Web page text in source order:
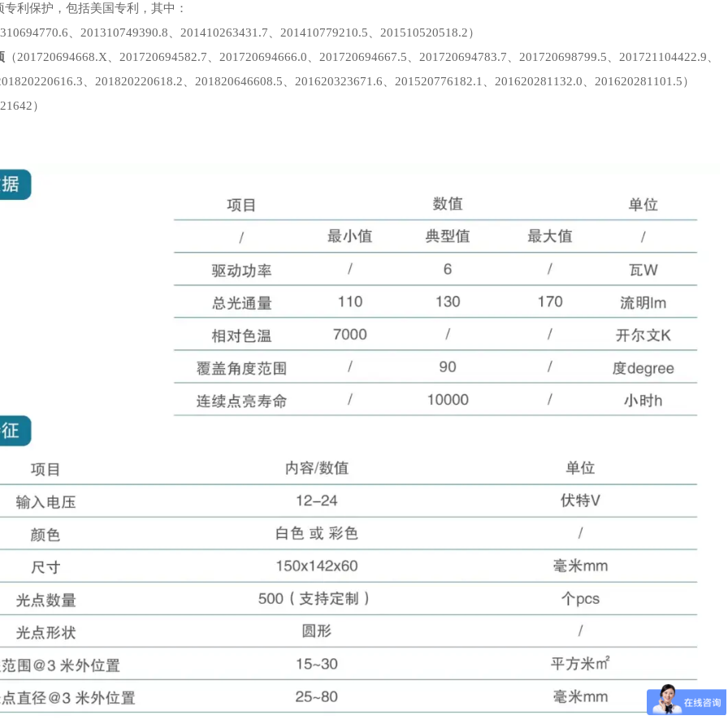
专利保护，包括美国专利，其中：
、201310749390.8、201410263431.7、201410779210.5、201510520518.2）
（201720694668.X、201720694582.7、201720694666.0、201720694667.5、201720694783.7、201720698799.5、201721104422.9、
、201820220618.2、201820646608.5、201620323671.6、201520776182.1、201620281132.0、201620281101.5）
）